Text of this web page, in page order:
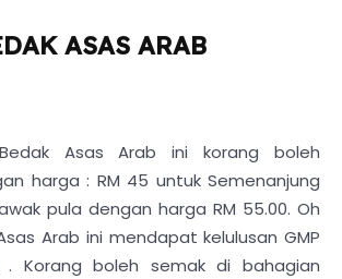
ASAS ARAB
Asas Arab ini korang boleh
harga : RM 45 untuk Semenanjung
pula dengan harga RM 55.00. Oh
Arab ini mendapat kelulusan GMP
. Korang boleh semak di bahagian